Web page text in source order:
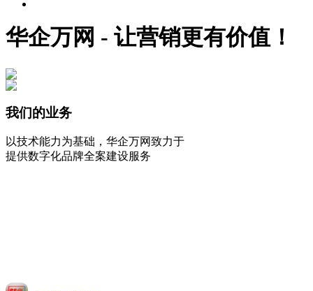
华企万网 - 让营销更有价值！
我们的业务
以技术能力为基础，华企万网致力于
提供数字化品牌全案建设服务